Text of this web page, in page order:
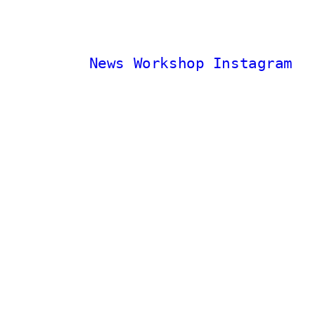
News Workshop Instagram